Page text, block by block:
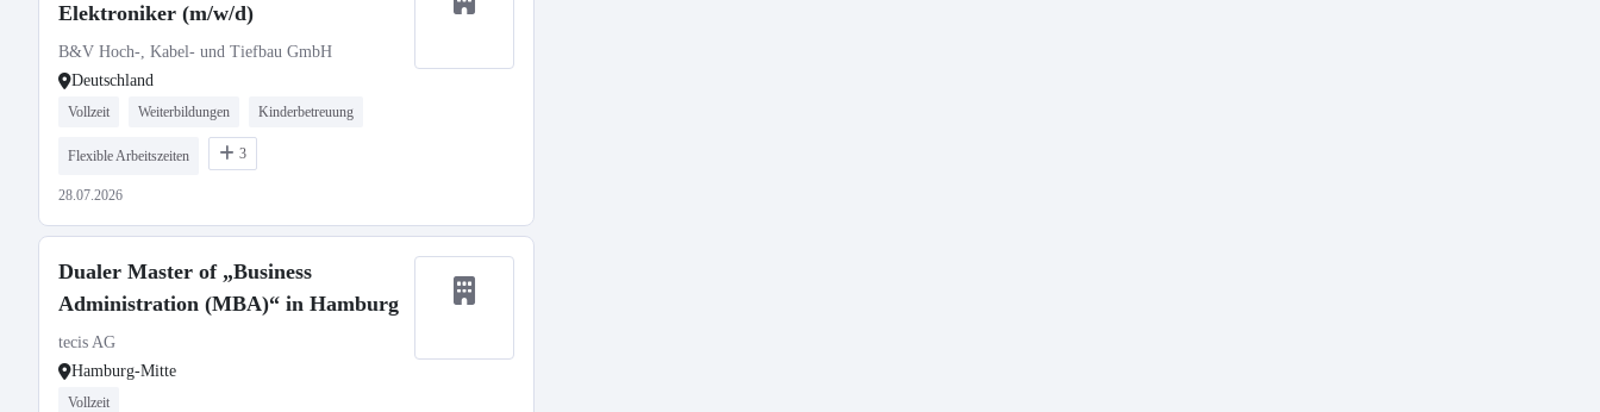
Elektroniker (m/w/d)
B&V Hoch-, Kabel- und Tiefbau GmbH
Deutschland
Vollzeit Weiterbildungen Kinderbetreuung
Flexible Arbeitszeiten 3
28.07.2026
Dualer Master of „Business
Administration (MBA)“ in Hamburg
tecis AG
Hamburg-Mitte
Vollzeit